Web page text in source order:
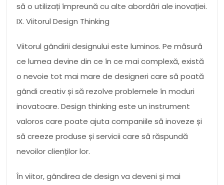
să o utilizați împreună cu alte abordări ale inovației.
IX. Viitorul Design Thinking
Viitorul gândirii designului este luminos. Pe măsură
ce lumea devine din ce în ce mai complexă, există
o nevoie tot mai mare de designeri care să poată
gândi creativ și să rezolve problemele în moduri
inovatoare. Design thinking este un instrument
valoros care poate ajuta companiile să inoveze și
să creeze produse și servicii care să răspundă
nevoilor clienților lor.
În viitor, gândirea de design va deveni și mai